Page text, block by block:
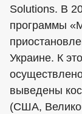
Solutions. В
программы
Украине. К
выведены
(США,